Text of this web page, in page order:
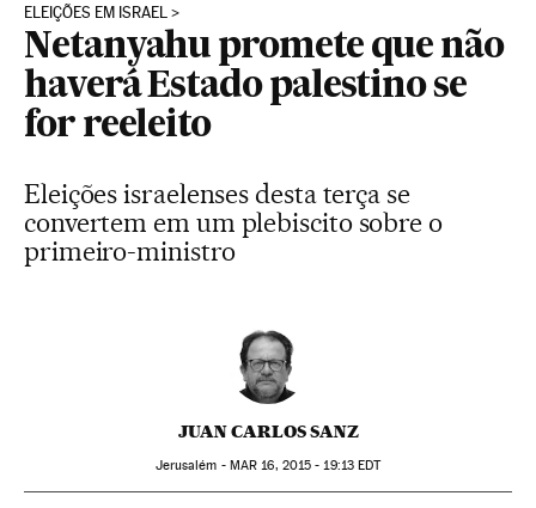
ELEIÇÕES EM ISRAEL
Netanyahu promete que não
haverá Estado palestino se
for reeleito
Eleições israelenses desta terça se
convertem em um plebiscito sobre o
primeiro-ministro
JUAN CARLOS SANZ
Jerusalém - MAR 16, 2015 - 19:13EDT